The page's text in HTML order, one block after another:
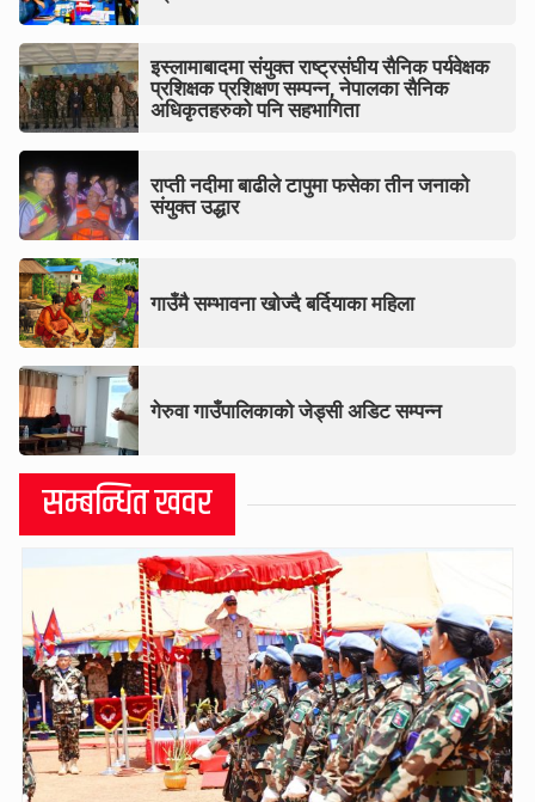
इस्लामाबादमा संयुक्त राष्ट्रसंघीय सैनिक पर्यवेक्षक
प्रशिक्षक प्रशिक्षण सम्पन्न, नेपालका सैनिक
अधिकृतहरुको पनि सहभागिता
राप्ती नदीमा बाढीले टापुमा फसेका तीन जनाको
संयुक्त उद्धार
गाउँमै सम्भावना खोज्दै बर्दियाका महिला
गेरुवा गाउँपालिकाको जेड्सी अडिट सम्पन्न
सम्बन्धित खवर